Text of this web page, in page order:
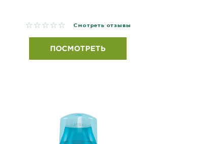
No reviews Смотреть отзывы
ПОСМОТРЕТЬ